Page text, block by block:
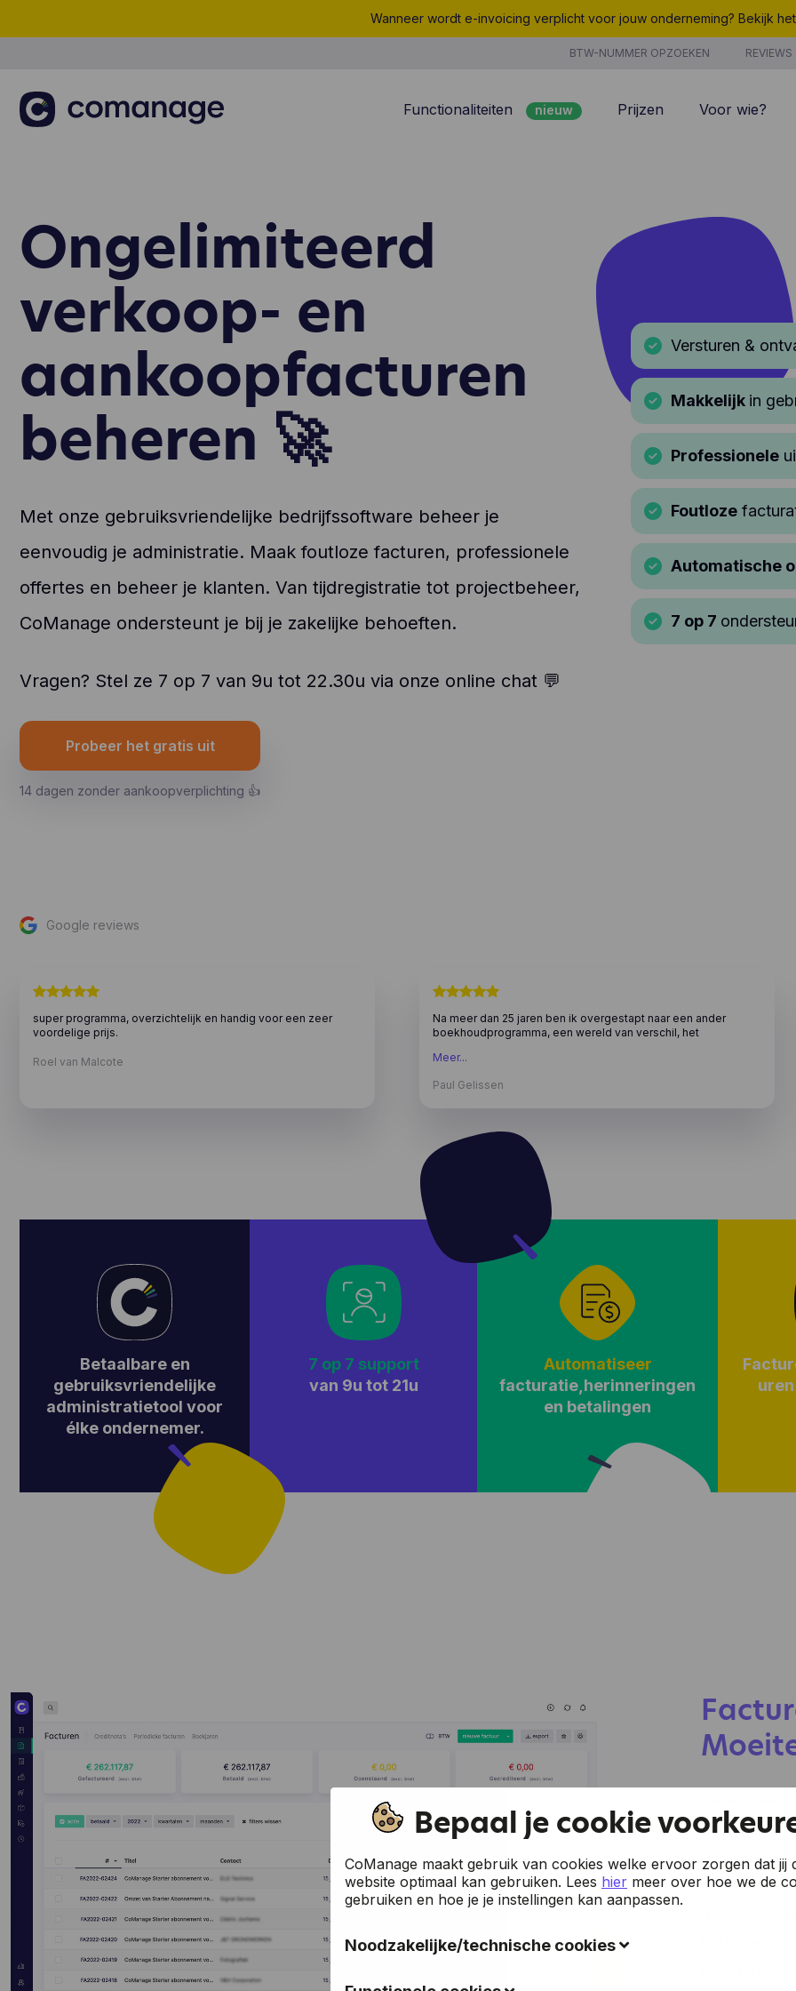
Wanneer wordt e-invoicing verplicht voor jouw onderneming? Bekijk het
BTW-NUMMER OPZOEKEN REVIEWS
Functionaliteiten nieuw
Klantenbeheer Uurregistratie nieuw
Prijzen Voor wie?
Ongelimiteerd
verkoop- en
aankoopfacturen
beheren 🚀
Met onze gebruiksvriendelijke bedrijfssoftware beheer je
eenvoudig je administratie. Maak foutloze facturen, professionele
offertes en beheer je klanten. Van tijdregistratie tot projectbeheer,
CoManage ondersteunt je bij je zakelijke behoeften.
Vragen? Stel ze 7 op 7 van 9u tot 22.30u via onze online chat 💬
Probeer het gratis uit
14 dagen zonder aankoopverplichting 👍
Versturen &
Makkelijk in
Professionele
Foutloze
Automatische
7 op 7
Google reviews
super programma, overzichtelijk en handig voor een zeer
voordelige prijs.
Roel van Malcote
Na meer dan 25 jaren ben ik overgestapt naar een ander
boekhoudprogramma, een wereld van verschil, het
doorslag.
Meer...
Paul Gelissen
Betaalbare en
gebruiksvriendelijke
administratietool voor
élke ondernemer.
7 op 7 support
van 9u tot 21u
Automatiseer
facturatie, herinneringen
en betalingen
Twee keer,
doen? No
please! Zo
vervaldatum
gegevens
kortingen:
Bepaal je cookie
CoManage maakt gebruik van cookies welke ervoor zorgen dat jij
website optimaal kan gebruiken. Lees hier meer over hoe we de
gebruiken en hoe je je instellingen kan aanpassen.
Noodzakelijke/technische cookies
Deze cookies verzamelen gegevens om de gebruiksvriendelijkheid